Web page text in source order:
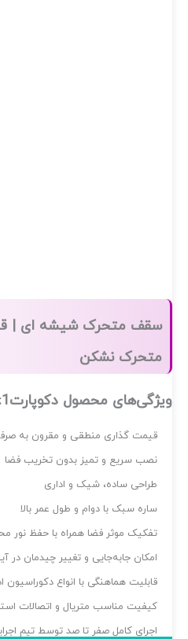
متحرک شیشه‌ ای |
نشکن
محصول دکوپارت1:
قیمت گذاری منطقی و مقرون به صرفه
نصب سریع و تمیز بدون تخریب فضا
طراحی ساده، شیک و اداری
ساره سبک با دوام و طول عمر بالا
تفکیک موثر فضا همراه با حفظ نور محیط
امکان جابه‌جایی و تغییر چیدمان در آینده
قابلیت هماهنگی با انواع دکوراسیون اداری
کیفیت مناسب متریال و اتصالات استاندارد
اجرای کامل صفر تا صد توسط تیم اجرایی